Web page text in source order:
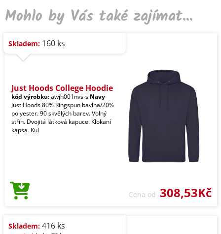
Mohlo by Vás také zajímat...
Skladem: 160 ks
Just Hoods College Hoodie
kód výrobku:awjh001nvs-s Navy
Just Hoods 80% Ringspun bavlna/20%
polyester. 90 skvělých barev. Volný
střih. Dvojitá látková kapuce. Klokaní
kapsa. Kul
Cena od 308,53Kč
Skladem: 416 ks